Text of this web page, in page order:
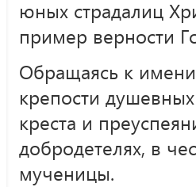
юных страдалиц
пример верности
Обращаясь к
крепости
креста и
добродетелях, в
мученицы.